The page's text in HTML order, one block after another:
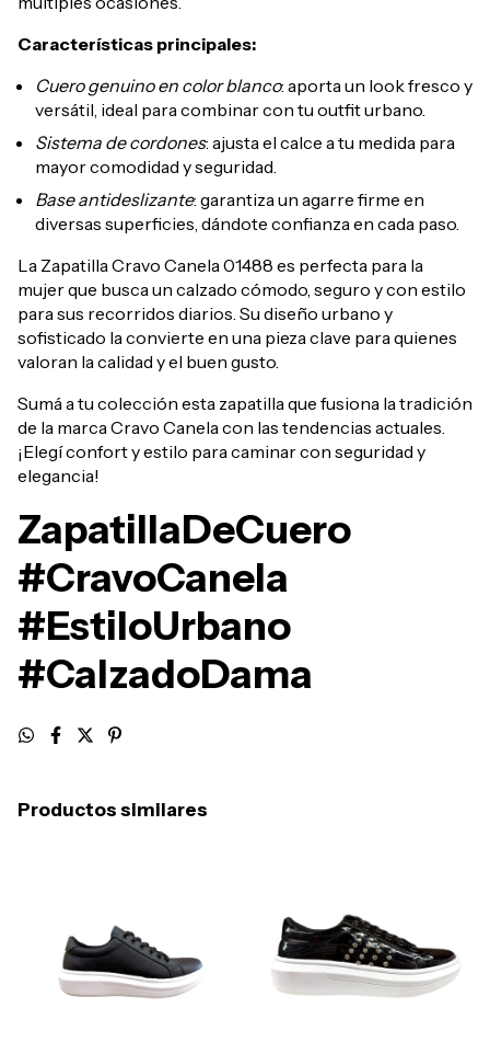
Características principales:
Cuero genuino en color blanco: aporta un look fresco y
versátil, ideal para combinar con tu outfit urbano.
Sistema de cordones: ajusta el calce a tu medida para
mayor comodidad y seguridad.
Base antideslizante: garantiza un agarre firme en
diversas superficies, dándote confianza en cada paso.
La Zapatilla Cravo Canela 01488 es perfecta para la
mujer que busca un calzado cómodo, seguro y con estilo
para sus recorridos diarios. Su diseño urbano y
sofisticado la convierte en una pieza clave para quienes
valoran la calidad y el buen gusto.
Sumá a tu colección esta zapatilla que fusiona la tradición
de la marca Cravo Canela con las tendencias actuales.
¡Elegí confort y estilo para caminar con seguridad y
elegancia!
ZapatillaDeCuero
#CravoCanela
#EstiloUrbano
#CalzadoDama
Productos similares